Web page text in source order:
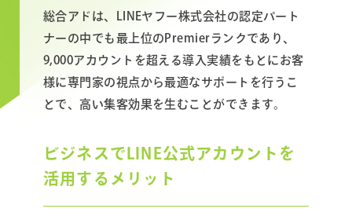
総合アドは、LINEヤフー株式会社の認定パート
ナーの中でも最上位のPremierランクであり、
9,000アカウントを超える導入実績をもとにお客
様に専門家の視点から最適なサポートを行うこ
とで、高い集客効果を生むことができます。
ビジネスでLINE公式アカウントを
活用するメリット